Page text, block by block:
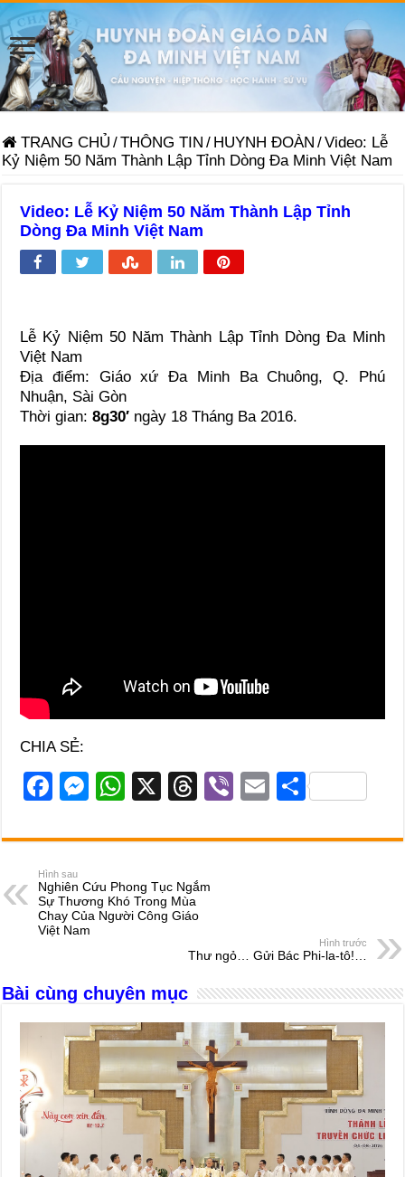
TRANG CHỦ /THÔNG TIN / HUYNH ĐOÀN /Video: Lễ
Kỷ Niệm 50 Năm Thành Lập Tỉnh Dòng Đa Minh Việt Nam
Video: Lễ Kỷ Niệm 50 Năm Thành Lập Tỉnh
Dòng Đa Minh Việt Nam
Lễ Kỷ Niệm 50 Năm Thành Lập Tỉnh Dòng Đa Minh
Việt Nam
Địa điểm: Giáo xứ Đa Minh Ba Chuông, Q. Phú
Nhuận, Sài Gòn
Thời gian:8g30′ ngày 18 Tháng Ba 2016.
CHIA SẺ:
F
c
e
b
o
k
M
ss
n
g
W
at
A
p
X
T
e
a
d
s
Vi
er
E
ail
S
ar
Hình sau
Nghiên Cứu Phong Tục Ngắm
Sự Thương Khó Trong Mùa
Chay Của Người Công Giáo
Việt Nam
Hình trước
Thư ngỏ… Gửi Bác Phi-la-tô!…
Bài cùng chuyên mục